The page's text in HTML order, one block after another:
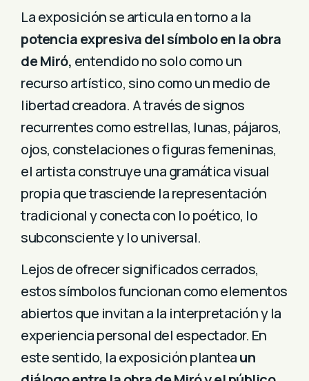
La exposición se articula en torno a la
potencia expresiva del símbolo en la obra
de Miró, entendido no solo como un
recurso artístico, sino como un medio de
libertad creadora. A través de signos
recurrentes como estrellas, lunas, pájaros,
ojos, constelaciones o figuras femeninas,
el artista construye una gramática visual
propia que trasciende la representación
tradicional y conecta con lo poético, lo
subconsciente y lo universal.
Lejos de ofrecer significados cerrados,
estos símbolos funcionan como elementos
abiertos que invitan a la interpretación y la
experiencia personal del espectador. En
este sentido, la exposición planteaun